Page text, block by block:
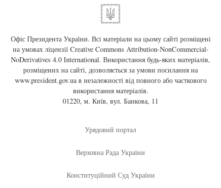
Офіс Президента України. Всі матеріали на цьому сайті розміщені
на умовах ліцензії Creative Commons Attribution-NonCommercial-
NoDerivatives 4.0 International. Використання будь-яких матеріалів,
розміщених на сайті, дозволяється за умови посилання на
www.president.gov.uaв незалежності від повного або часткового
використання матеріалів.
01220, м. Київ, вул. Банкова, 11
Урядовий портал
Верховна Рада України
Конституційний Суд України